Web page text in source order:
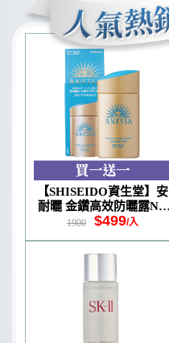
【SHISEIDO資生堂】安
耐曬 金鑽高效防曬露NA
5X版 60ml
1900 $499/入